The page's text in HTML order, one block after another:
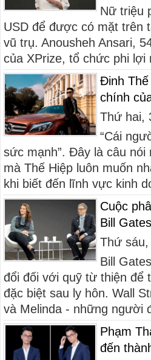
Nữ triệu
USD để được có mặt trên
vũ trụ. Anousheh Ansari,
của XPrize, tổ chức phi lợi
Đinh
chính
Thứ hai,
“Cái
sức mạnh”. Đây là câu
mà Thế Hiệp luôn muốn
khi biết đến lĩnh vực kinh
Cuộc
Bill Gates
Thứ
Bill
đổi đối với quỹ từ thiện để
đặc biệt sau ly hôn. Wall
và Melinda - những người
Phạm
đến